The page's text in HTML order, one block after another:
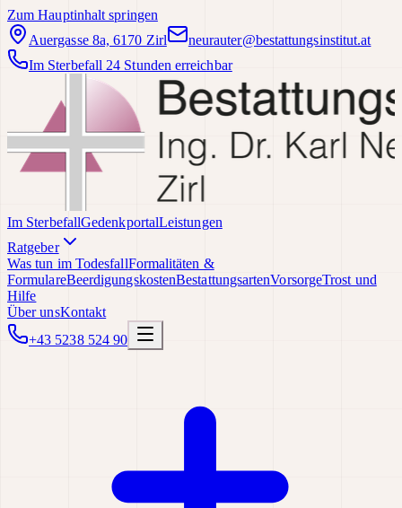
Zum Hauptinhalt springen
Auergasse 8a, 6170 Zirl
neurauter@bestattungsinstitut.at
Im Sterbefall 24 Stunden erreichbar
Im SterbefallGedenkportalLeistungen
Ratgeber
Was tun im TodesfallFormalitäten &
FormulareBeerdigungskostenBestattungsartenVorsorgeTrost und
Hilfe
Über unsKontakt
+43 5238 524 90